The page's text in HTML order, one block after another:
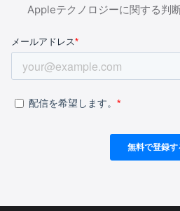
Appleテクノロジーに関する判